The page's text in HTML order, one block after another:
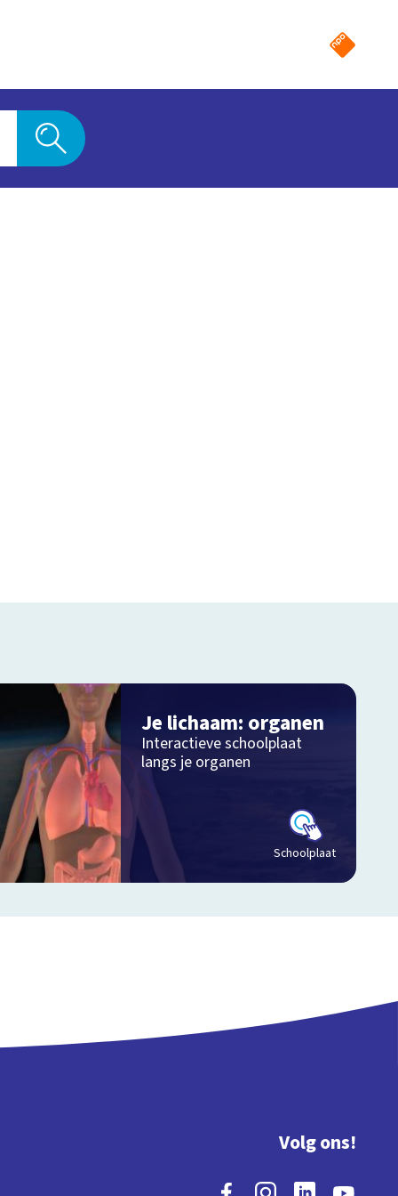
Je lichaam: organen
Interactieve schoolplaat
langs je organen
Schoolplaat
Volg ons!